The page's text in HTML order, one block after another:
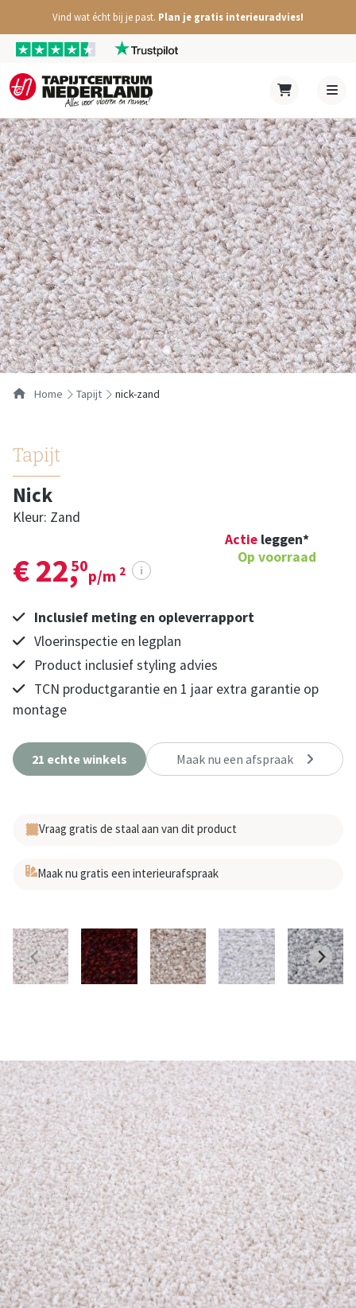
Vind wat écht bij je past. Plan je gratis interieuradvies!
Home
tapijt nick-zand
Tapijt
Nick
Kleur: Zand
€ 22,
50
p/m 2 i
Actie leggen*
Op voorraad
Inclusief meting en opleverrapport
Vloerinspectie en legplan
Product inclusief styling advies
TCN productgarantie en 1 jaar extra garantie op
montage
21 echte winkels Maak nu een afspraak
Vraag gratis de staal aan van dit product
Maak nu gratis een interieurafspraak